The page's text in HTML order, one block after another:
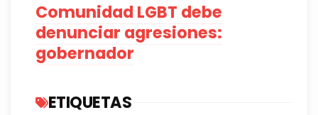
Comunidad LGBT debe
denunciar agresiones:
gobernador
ETIQUETAS